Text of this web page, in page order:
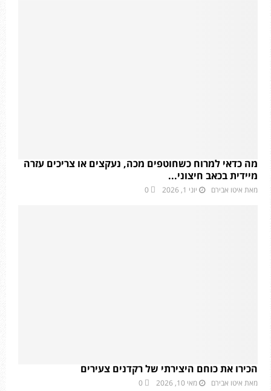
מה כדאי למרוח כשחוטפים מכה, נעקצים או צריכים עזרה
מיידית בכאב חיצוני...
מאת איטו אבירם יוני 1, 2026 0
הכירו את כוחם היצירתי של רקדנים צעירים
מאת איטו אבירם מאי 10, 2026 0